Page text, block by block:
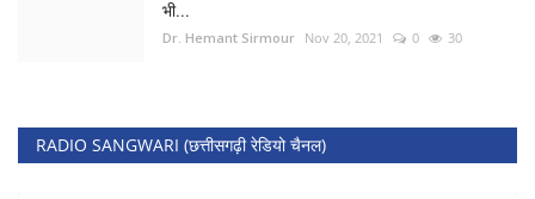
भी...
Dr. Hemant Sirmour Nov 20, 2021 0 30
RADIO SANGWARI (छत्तीसगढ़ी रेडियो चैनल)